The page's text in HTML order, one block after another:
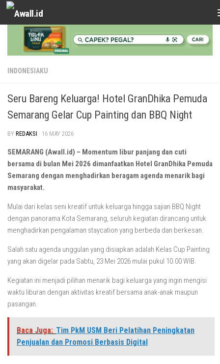
Skip to content
INDONESIAKU
Seru Bareng Keluarga! Hotel GranDhika Pemuda
Semarang Gelar Cup Painting dan BBQ Night
BY REDAKSI · 16 MAY 2026
SEMARANG (Awall.id) – Momentum libur panjang dan cuti
bersama di bulan Mei 2026 dimanfaatkan Hotel GranDhika Pemuda
Semarang dengan menghadirkan beragam agenda menarik bagi
masyarakat.
Mulai dari kelas seni kreatif untuk keluarga hingga sajian BBQ Night
dengan panorama Kota Semarang, seluruh kegiatan dirancang untuk
menghadirkan pengalaman staycation yang berbeda dan berkesan.
Salah satu agenda unggulan yang disiapkan adalah Kelas Cup Painting
yang akan digelar pada Sabtu, 23 Mei 2026 mulai pukul 10.00 WIB.
Kegiatan ini menjadi pilihan menarik bagi keluarga yang ingin mengisi
waktu liburan dengan aktivitas kreatif bersama anak-anak maupun
pasangan.
Baca Juga: Tim PkM USM Beri Pelatihan Peningkatan
Penjualan dan Promosi Berbasis Digital